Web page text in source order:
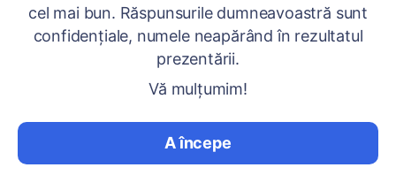
cel mai bun. Răspunsurile dumneavoastră sunt
confidențiale, numele neapărând în rezultatul
prezentării.
Vă mulțumim!
A începe